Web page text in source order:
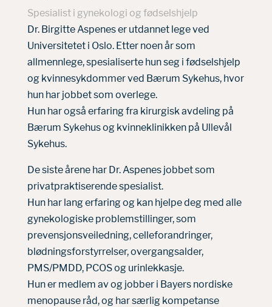
Spesialist i gynekologi og fødselshjelp
Dr. Birgitte Aspenes er utdannet lege ved
Universitetet i Oslo. Etter noen år som
allmennlege, spesialiserte hun seg i fødselshjelp
og kvinnesykdommer ved Bærum Sykehus, hvor
hun har jobbet som overlege.
Hun har også erfaring fra kirurgisk avdeling på
Bærum Sykehus og kvinneklinikken på Ullevål
Sykehus.
De siste årene har Dr. Aspenes jobbet som
privatpraktiserende spesialist.
Hun har lang erfaring og kan hjelpe deg med alle
gynekologiske problemstillinger, som
prevensjonsveiledning, celleforandringer,
blødningsforstyrrelser, overgangsalder,
PMS/PMDD, PCOS og urinlekkasje.
Hun er medlem av og jobber i Bayers nordiske
menopause råd, og har særlig kompetanse